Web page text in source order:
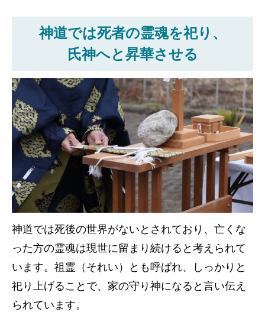
神道では死者の霊魂を祀り、
氏神へと昇華させる
神道では死後の世界がないとされており、亡くな
った方の霊魂は現世に留まり続けると考えられて
います。祖霊（それい）とも呼ばれ、しっかりと
祀り上げることで、家の守り神になると言い伝え
られています。